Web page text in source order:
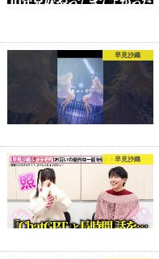
早見沙織
早見沙織